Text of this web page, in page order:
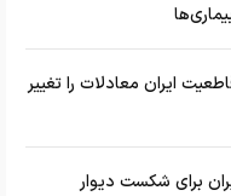
ایران معادلات را تغییر
برای شکست دیوار